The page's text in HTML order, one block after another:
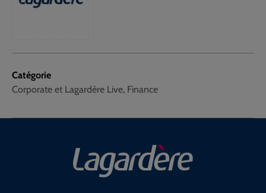
Catégorie
Corporate et Lagardère Live, Finance